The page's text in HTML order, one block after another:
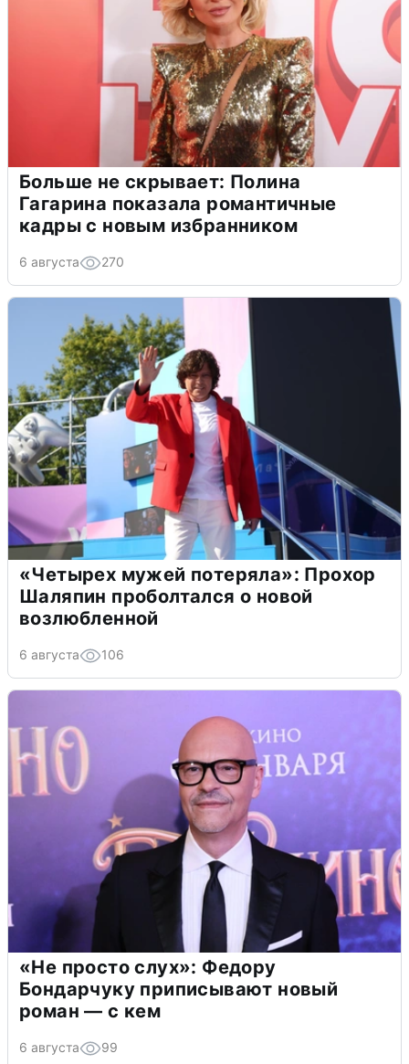
Больше не скрывает: Полина
Гагарина показала романтичные
кадры с новым избранником
6 августа 270
«Четырех мужей потеряла»: Прохор
Шаляпин проболтался о новой
возлюбленной
6 августа 106
«Не просто слух»: Федору
Бондарчуку приписывают новый
роман — с кем
6 августа 99